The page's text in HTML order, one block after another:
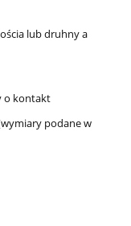
lub druhny a
o kontakt
podane w